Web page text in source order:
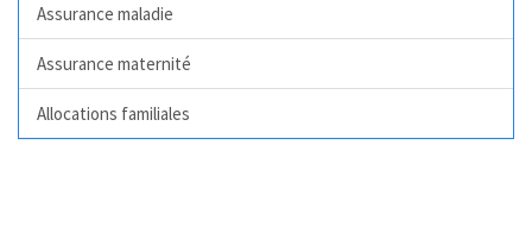
Assurance maladie
Assurance maternité
Allocations familiales